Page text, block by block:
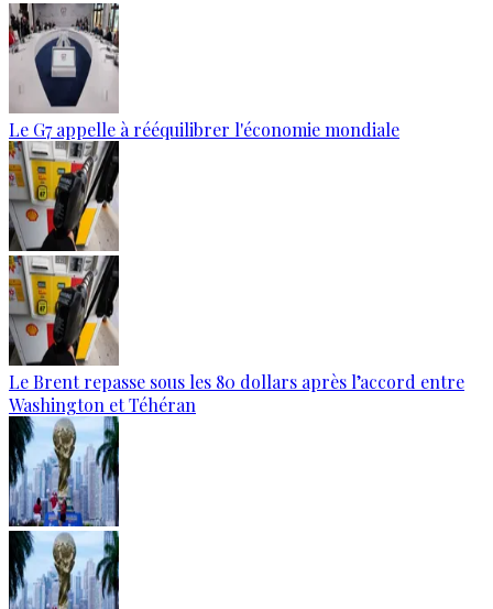
Le G7 appelle à rééquilibrer l'économie mondiale
Le Brent repasse sous les 80 dollars après l’accord entre
Washington et Téhéran